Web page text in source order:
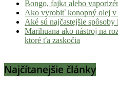
Bongo, fajka alebo
Ako vyrobiť konopný olej v
Aké sú najčastejšie
Marihuana ako nástroj na
ktoré ťa zaskočia
Najčítanejšie články